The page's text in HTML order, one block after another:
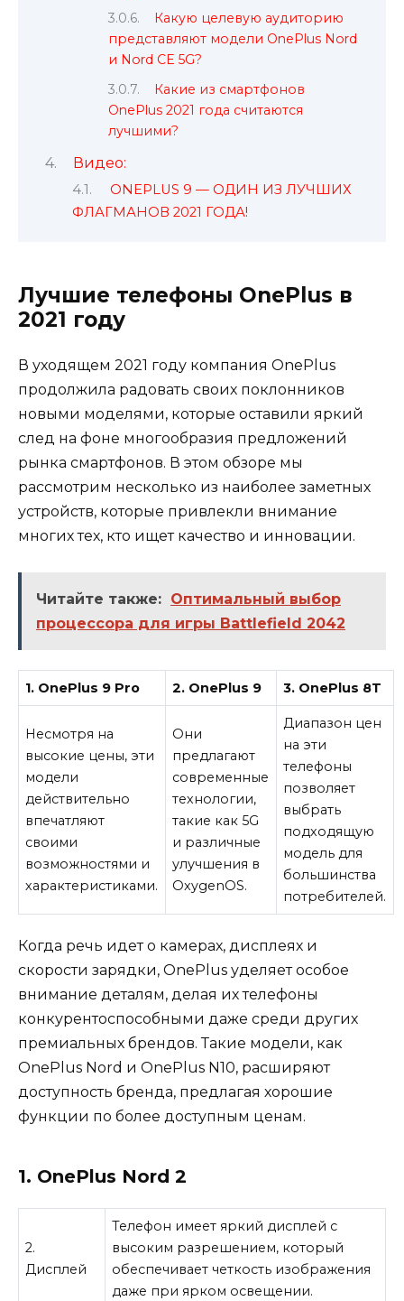
Какую целевую аудиторию
представляют модели OnePlus Nord
и Nord CE 5G?
Какие из смартфонов
OnePlus 2021 года считаются
лучшими?
Видео:
ONEPLUS 9 — ОДИН ИЗ ЛУЧШИХ
ФЛАГМАНОВ 2021 ГОДА!
Лучшие телефоны OnePlus в
2021 году
В уходящем 2021 году компания OnePlus
продолжила радовать своих поклонников
новыми моделями, которые оставили яркий
след на фоне многообразия предложений
рынка смартфонов. В этом обзоре мы
рассмотрим несколько из наиболее заметных
устройств, которые привлекли внимание
многих тех, кто ищет качество и инновации.
Читайте также: Оптимальный выбор
процессора для игры Battlefield 2042
1. OnePlus 9 Pro 2. OnePlus 9 3. OnePlus 8T
Несмотря на
высокие цены, эти
модели
действительно
впечатляют
своими
возможностями и
характеристиками.
Они
предлагают
современные
технологии,
такие как 5G
и различные
улучшения в
OxygenOS.
Диапазон цен
на эти
телефоны
позволяет
выбрать
подходящую
модель для
большинства
потребителей.
Когда речь идет о камерах, дисплеях и
скорости зарядки, OnePlus уделяет особое
внимание деталям, делая их телефоны
конкурентоспособными даже среди других
премиальных брендов. Такие модели, как
OnePlus Nord и OnePlus N10, расширяют
доступность бренда, предлагая хорошие
функции по более доступным ценам.
1. OnePlus Nord 2
2.
Дисплей
Телефон имеет яркий дисплей с
высоким разрешением, который
обеспечивает четкость изображения
даже при ярком освещении.